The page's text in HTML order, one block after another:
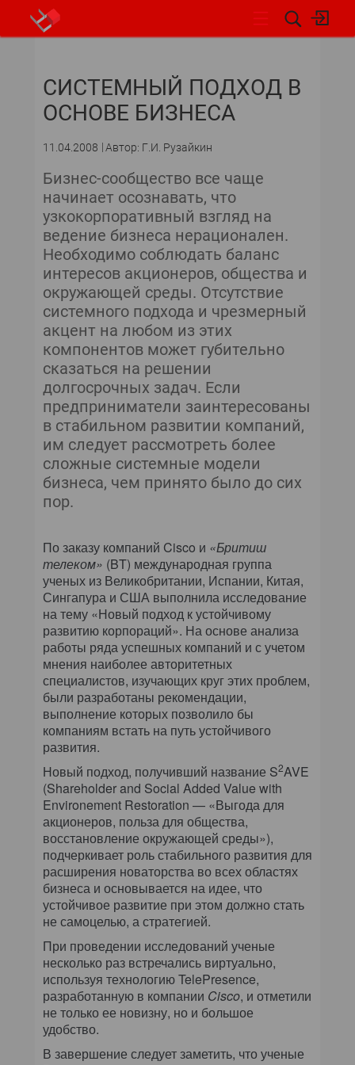
СОБЫТИЯ
ОБЗОРЫ И РЕЙТИНГИ
ПО И СЕРВИСЫ
СИСТЕМНЫЙ ПОДХОД В
ОСНОВЕ БИЗНЕСА
11.04.2008 Автор: Г.И. Рузайкин
Бизнес-сообщество все чаще
начинает осознавать, что
узкокорпоративный взгляд на
ведение бизнеса нерационален.
Необходимо соблюдать баланс
интересов акционеров, общества и
окружающей среды. Отсутствие
системного подхода и чрезмерный
акцент на любом из этих
компонентов может губительно
сказаться на решении
долгосрочных задач. Если
предприниматели заинтересованы
в стабильном развитии компаний,
им следует рассмотреть более
сложные системные модели
бизнеса, чем принято было до сих
пор.
По заказу компаний Cisco и «Бритиш
телеком» (BT) международная группа
ученых из Великобритании, Испании, Китая,
Сингапура и США выполнила исследование
на тему «Новый подход к устойчивому
развитию корпораций». На основе анализа
работы ряда успешных компаний и с учетом
мнения наиболее авторитетных
специалистов, изучающих круг этих проблем,
были разработаны рекомендации,
выполнение которых позволило бы
компаниям встать на путь устойчивого
развития.
Новый подход, получивший название S2AVE
(Shareholder and Social Added Value with
Environement Restoration — «Выгода для
акционеров, польза для общества,
восстановление окружающей среды»),
подчеркивает роль стабильного развития для
расширения новаторства во всех областях
бизнеса и основывается на идее, что
устойчивое развитие при этом должно стать
не самоцелью, а стратегией.
При проведении исследований ученые
несколько раз встречались виртуально,
используя технологию TelePresence,
разработанную в компании Cisco, и отметили
не только ее новизну, но и большое
удобство.
В завершение следует заметить, что ученые